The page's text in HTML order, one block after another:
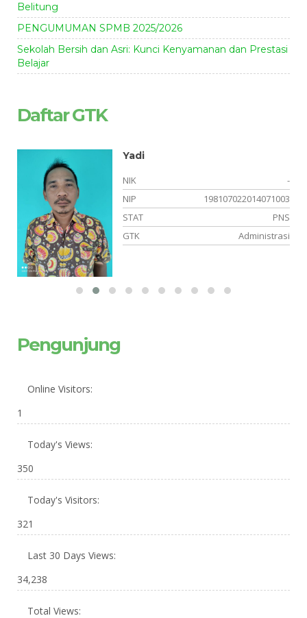
Belitung
PENGUMUMAN SPMB 2025/2026
Sekolah Bersih dan Asri: Kunci Kenyamanan dan Prestasi
Belajar
Daftar GTK
Yadi
NIK
-
NIP
198107022014071003
STAT
PNS
GTK
Administrasi
Pengunjung
Online Visitors:
1
Today's Views:
350
Today's Visitors:
321
Last 30 Days Views:
34,238
Total Views: